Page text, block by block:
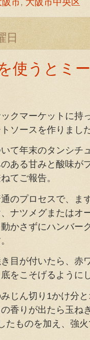
阪市, 大阪市中央区
日
使うとミ
クマーケットに持
ソースを作りまし
て年末のタンシチ
ある甘みと酸味が
てご報告。
のプロセスで、ま
ナツメグまたはオ
かさずにハンバー
目が付いたら、赤
をこそげるように
じん切り1かけ分
香りが出たら玉ね
たものを加え、強